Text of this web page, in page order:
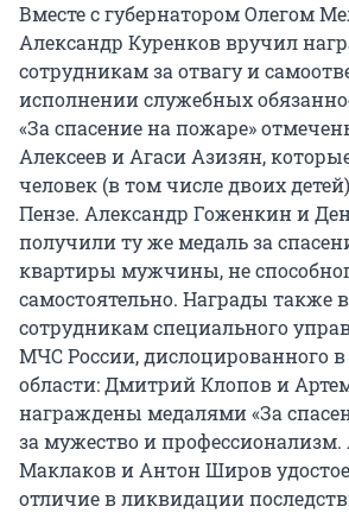
Вместе с губернатором Олегом
Александр Куренков вручил
сотрудникам за отвагу и
исполнении служебных
«За спасение на пожаре»
Алексеев и Агаси Азизян,
человек (в том числе двоих
Пензе. Александр Гоженкин и
получили ту же медаль за
квартиры мужчины, не
самостоятельно. Награды также
сотрудникам специального
МЧС России, дислоцированного
области: Дмитрий Клопов и
награждены медалями «За
за мужество и
Маклаков и Антон Широв
отличие в ликвидации